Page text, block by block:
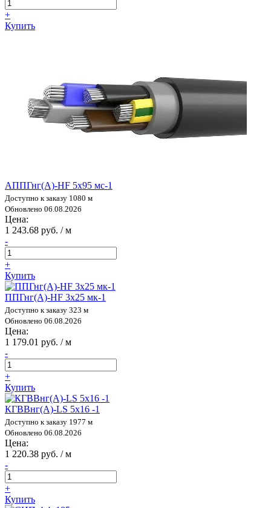
+
Купить
АППГнг(А)-HF 5х95 мс-1
Доступно к заказу 1080 м
Обновлено 06.08.2026
Цена:
1 243.68 руб. / м
-
+
Купить
ППГнг(А)-HF 3х25 мк-1
Доступно к заказу 323 м
Обновлено 06.08.2026
Цена:
1 179.01 руб. / м
-
+
Купить
КГВВнг(А)-LS 5х16 -1
Доступно к заказу 1977 м
Обновлено 06.08.2026
Цена:
1 220.38 руб. / м
-
+
Купить